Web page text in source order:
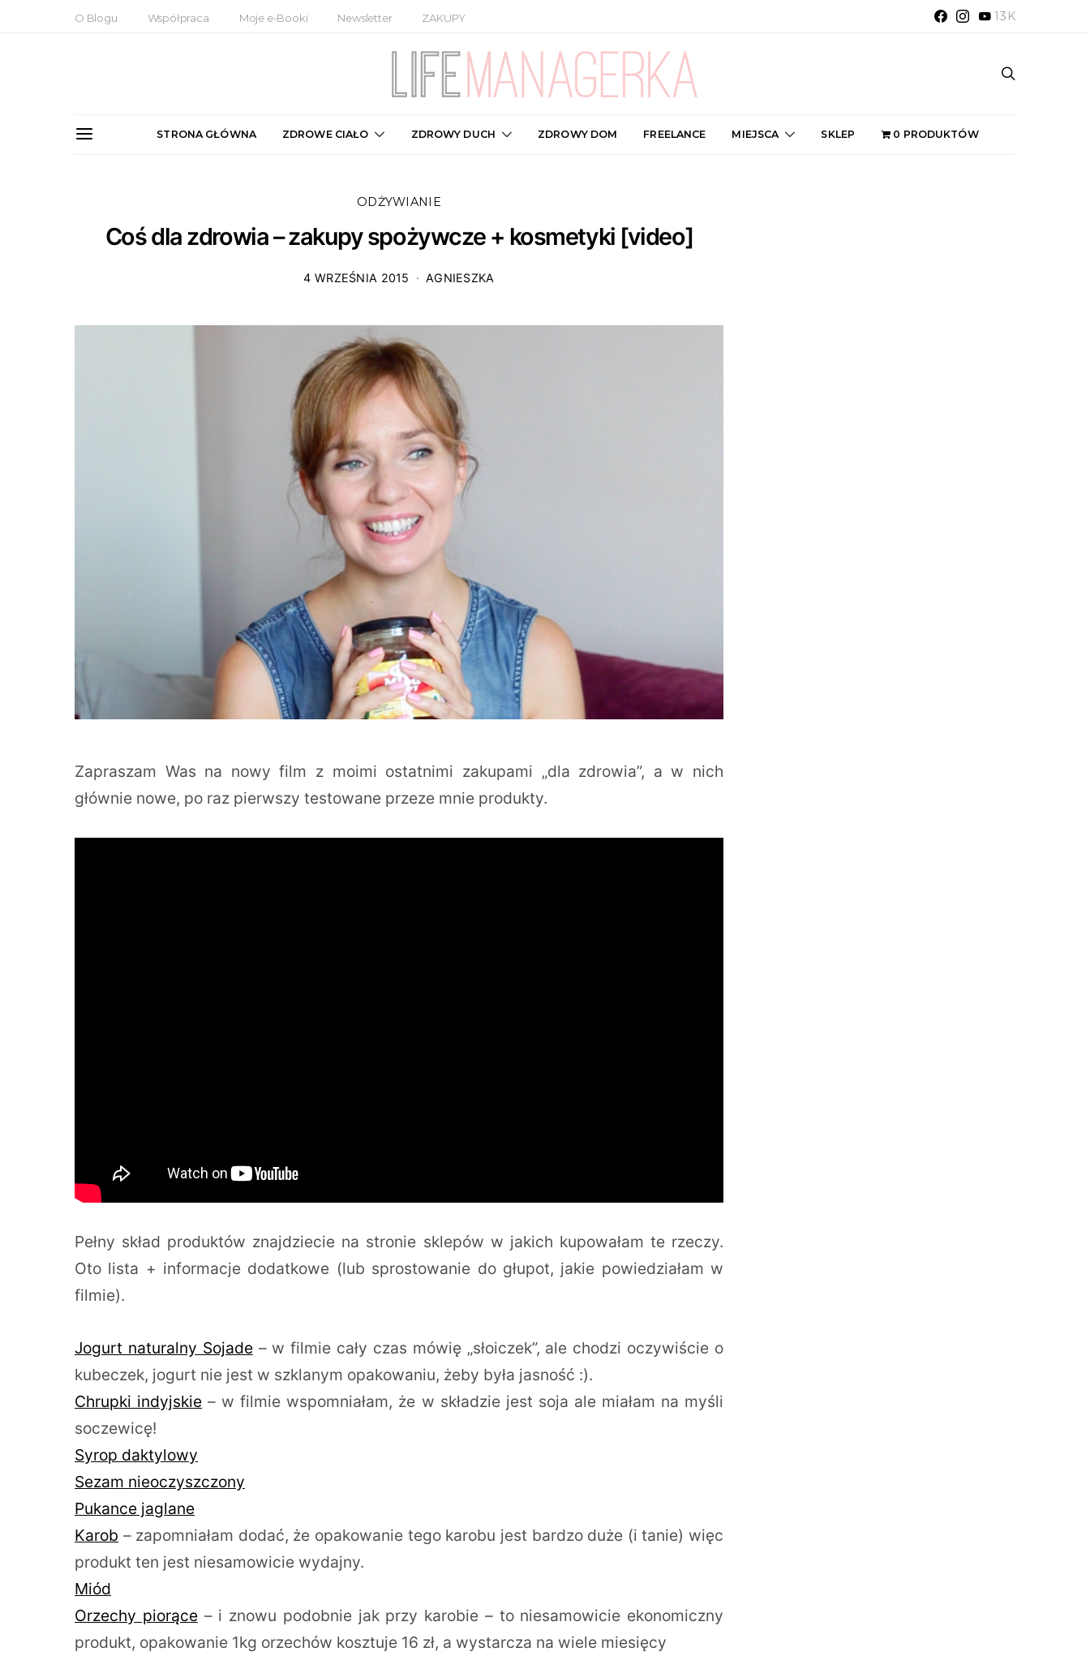
O Blogu Współpraca Moje e-Booki Newsletter ZAKUPY 13K
STRONA GŁÓWNA ZDROWE CIAŁO ZDROWY DUCH ZDROWY DOM FREELANCE MIEJSCA SKLEP 0 PRODUKTÓW
ODŻYWIANIE
Coś dla zdrowia – zakupy spożywcze + kosmetyki [video]
4 WRZEŚNIA 2015 AGNIESZKA
Zapraszam Was na nowy film z moimi ostatnimi zakupami „dla zdrowia”, a w nich
głównie nowe, po raz pierwszy testowane przeze mnie produkty.
Pełny skład produktów znajdziecie na stronie sklepów w jakich kupowałam te rzeczy.
Oto lista + informacje dodatkowe (lub sprostowanie do głupot, jakie powiedziałam w
filmie).
Jogurt naturalny Sojade– w filmie cały czas mówię „słoiczek”, ale chodzi oczywiście o
kubeczek, jogurt nie jest w szklanym opakowaniu, żeby była jasność :).
Chrupki indyjskie – w filmie wspomniałam, że w składzie jest soja ale miałam na myśli
soczewicę!
Syrop daktylowy
Sezam nieoczyszczony
Pukance jaglane
Karob – zapomniałam dodać, że opakowanie tego karobu jest bardzo duże (i tanie) więc
produkt ten jest niesamowicie wydajny.
Miód
Orzechy piorące– i znowu podobnie jak przy karobie – to niesamowicie ekonomiczny
produkt, opakowanie 1kg orzechów kosztuje 16 zł, a wystarcza na wiele miesięcy